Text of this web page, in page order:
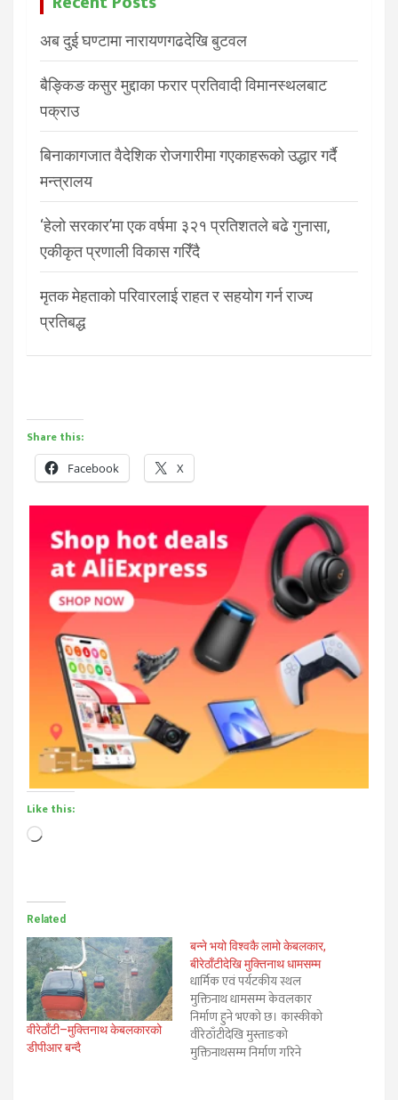
अब दुई घण्टामा नारायणगढदेखि बुटवल
बैङ्किङ कसुर मुद्दाका फरार प्रतिवादी विमानस्थलबाट
पक्राउ
बिनाकागजात वैदेशिक रोजगारीमा गएकाहरूको उद्धार गर्दै
मन्त्रालय
‘हेलो सरकार’मा एक वर्षमा ३२१ प्रतिशतले बढे गुनासा,
एकीकृत प्रणाली विकास गरिँदै
मृतक मेहताको परिवारलाई राहत र सहयोग गर्न राज्य
प्रतिबद्ध
Share this:
Facebook X
Like this:
Loading…
Related
वीरेठाँटी–मुक्तिनाथ केबलकारको
डीपीआर बन्दै
बन्ने भयो विश्वकै लामो केबलकार,
बीरेठाँटीदेखि मुक्तिनाथ धामसम्म
धार्मिक एवं पर्यटकीय स्थल
मुक्तिनाथ धामसम्म केवलकार
निर्माण हुने भएको छ। कास्कीको
वीरेठाँटीदेखि मुस्ताङको
मुक्तिनाथसम्म निर्माण गरिने